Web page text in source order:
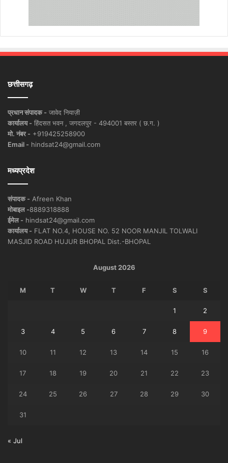
छत्तीसगढ़
प्रधान संपादक - जावेद नियाज़ी
कार्यालय - हिंदसत भवन , जगदलपुर - 494001 बस्तर ( छ.ग. )
मो. नंबर - +919425258900
Email - hindsat24@gmail.com
मध्यप्रदेश
संपादक - Afreen Khan
मोबाइल -8889318888
ईमेल - hindsat24@gmail.com
कार्यालय - FLAT NO.4, HOUSE NO. 52 NOOR MANJIL TOLWALI
MASJID ROAD HUJUR BHOPAL Dist.-BHOPAL
August 2026
M T W T F S S
1 2
3 4 5 6 7 8 9
10 11 12 13 14 15 16
17 18 19 20 21 22 23
24 25 26 27 28 29 30
31
« Jul